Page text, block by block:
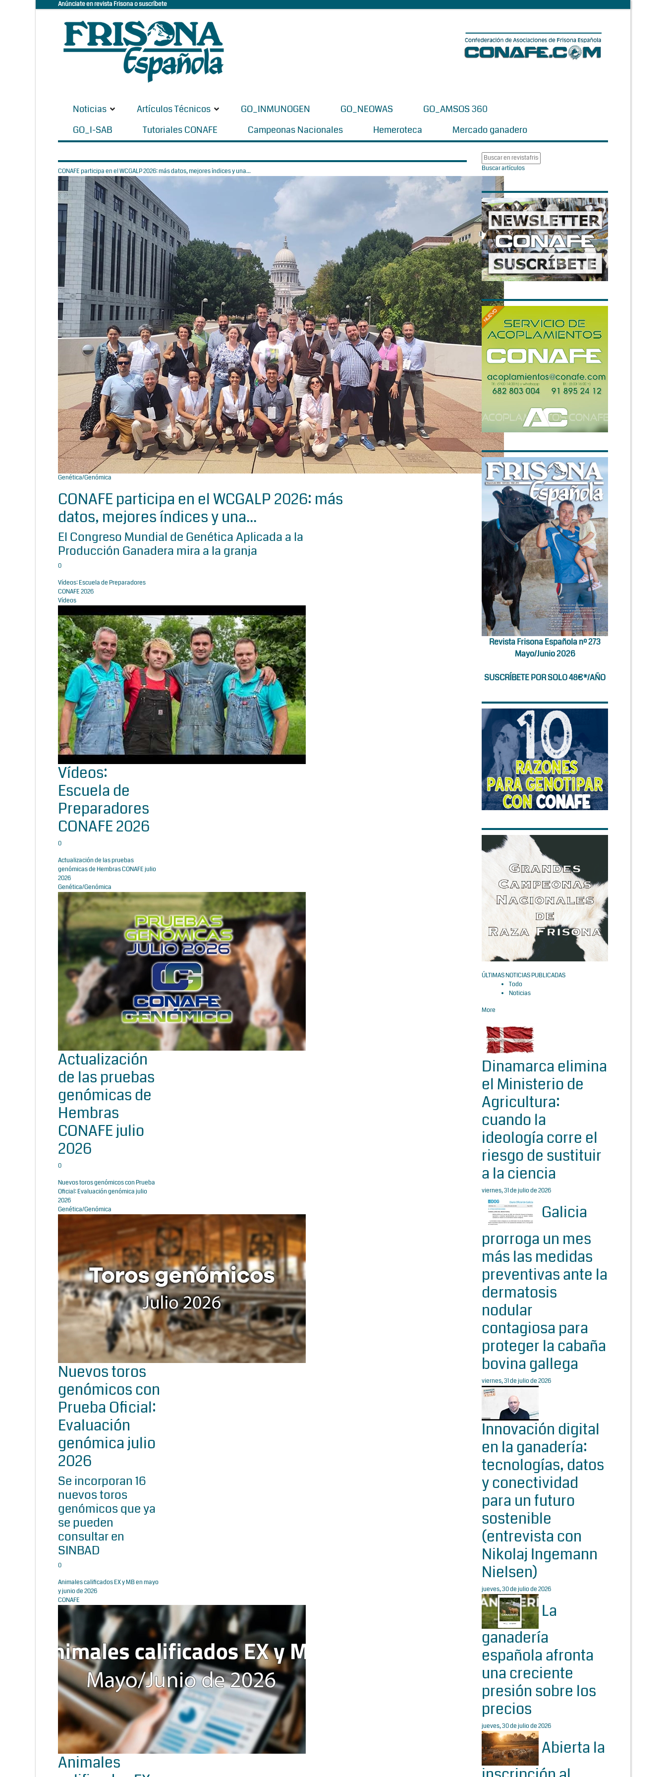
Anúnciate en revista Frisona o suscríbete
Noticias Artículos Técnicos GO_INMUNOGEN GO_NEOWAS
GO_AMSOS 360
GO_I-SAB
Tutoriales CONAFE Campeonas Nacionales Hemeroteca Mercado ganadero
CONAFE participa en el WCGALP 2026: más datos, mejores índices y una...
Genética/Genómica
CONAFE participa en el WCGALP 2026: más
datos, mejores índices y una...
El Congreso Mundial de Genética Aplicada a la
Producción Ganadera mira a la granja
0
Vídeos: Escuela de Preparadores
CONAFE 2026
Vídeos
Vídeos:
Escuela de
Preparadores
CONAFE 2026
0
Actualización de las pruebas
genómicas de Hembras CONAFE julio
2026
Genética/Genómica
Actualización
de las pruebas
genómicas de
Hembras
CONAFE julio
2026
0
Nuevos toros genómicos con Prueba
Oficial: Evaluación genómica julio
2026
Genética/Genómica
Nuevos toros
genómicos con
Prueba Oficial:
Evaluación
genómica julio
2026
Se incorporan 16
nuevos toros
genómicos que ya
se pueden
consultar en
SINBAD
0
Animales calificados EX y MB en mayo
y junio de 2026
CONAFE
Animales
Buscar artículos
Revista Frisona Española nº 273
Mayo/Junio 2026
SUSCRÍBETE POR SOLO 48€*/AÑO
ÚLTIMAS NOTICIAS PUBLICADAS
Todo
Noticias
More
Dinamarca elimina
el Ministerio de
Agricultura:
cuando la
ideología corre el
riesgo de sustituir
a la ciencia
viernes, 31 de julio de 2026
Galicia
prorroga un mes
más las medidas
preventivas ante la
dermatosis
nodular
contagiosa para
proteger la cabaña
bovina gallega
viernes, 31 de julio de 2026
Innovación digital
en la ganadería:
tecnologías, datos
y conectividad
para un futuro
sostenible
(entrevista con
Nikolaj Ingemann
Nielsen)
jueves, 30 de julio de 2026
La
ganadería
española afronta
una creciente
presión sobre los
precios
jueves, 30 de julio de 2026
Abierta la